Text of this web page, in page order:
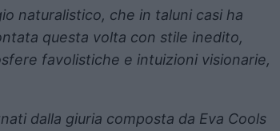
naturalistico, che in taluni casi ha
questa volta con stile inedito,
favolistiche e intuizioni visionarie,
dalla giuria composta da Eva Cools